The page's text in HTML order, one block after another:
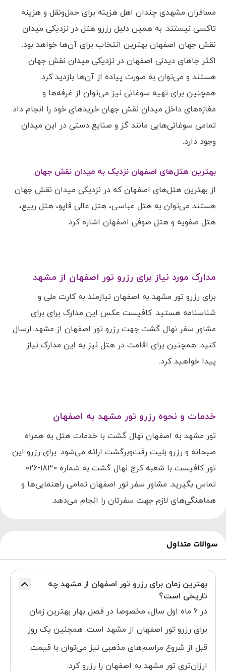
مسافران مشهدی چندان اهل هزینه برای حمل‌ونقل و هزینه
تاکسی نیستند. به همین دلیل رزرو هتل در نزدیکی میدان
نقش جهان اصفهان بهترین انتخاب برای آن‌ها خواهد بود.
اکثر جاهای دیدنی اصفهان در نزدیکی میدان نقش جهان
هستند و می‌توان به صورت پیاده از آن‌ها بازدید کرد.
همچنین برای تهیه سوغاتی نیز می‌توان از غرفه‌ها و
مغازه‌های داخل میدان نقش جهان خریدهای خود را انجام داد.
تمامی سوغاتی‌هایی مانند گز و صنایع دستی در این میدان
وجود دارد.
بهترین هتل‌های اصفهان نزدیک به میدان نقش جهان
از بهترین هتل‌های اصفهان که در نزدیکی میدان نقش جهان
هستند می‌توان به هتل عباسی، هتل عالی قاپو، هتل ربیع،
هتل صفویه و هتل صوفی اصفهان اشاره کرد.
مدارک مورد نیاز برای رزرو تور اصفهان از مشهد
برای رزرو تور مشهد به اصفهان نیازمند به کارت ملی و
شناسنامه هستید. کافیست عکس این مدارک برای برای
مشاور سفر نهال گشت جهت رزرو تور اصفهان از مشهد ارسال
کنید. همچنین برای اقامت در هتل نیز به این مدارک نیاز
پیدا خواهید کرد.
خدمات و نحوه رزرو تور مشهد به اصفهان
تور مشهد به اصفهان نهال گشت با خدمات هتل به همراه
صبحانه و رزرو بلیت رفت‌وبرگشت ارائه می‌شود. برای رزرو این
تور کافیست با شعبه کرج نهال گشت به شماره 1830-026
تماس بگیرید. مشاور سفر تور اصفهان تمامی راهنمایی‌ها و
هماهنگی‌های لازم جهت سفرتان را انجام می‌دهد.
سوالات متداول
بهترین زمان برای رزرو تور اصفهان از مشهد چه
تاریخی است؟
در 6 ماه اول سال، مخصوصا در فصل بهار بهترین زمان
برای رزرو تور اصفهان از مشهد است. همچنین یک روز
قبل از شروع مراسم‌های مذهبی نیز می‌توان با قیمت
ارزان‌تری تور مشهد به اصفهان را رزرو کرد.